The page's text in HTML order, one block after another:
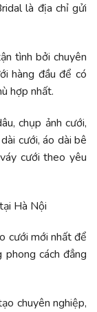
là địa chỉ gửi
tình bởi chuyên
hàng đầu để có
hợp nhất.
chụp ảnh cưới,
cưới, áo dài bê
cưới theo yêu
Hà Nội
cưới mới nhất để
cách đẳng
chuyên nghiệp,